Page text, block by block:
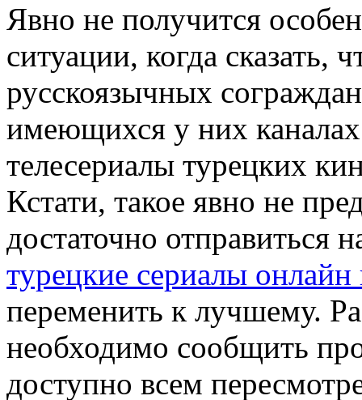
Явнo нe получится
ситуации, когда сказать,
русскоязычных
имеющихся у них
телесериалы турецких
Кстати, такое явно не
достаточно отправиться
турецкие сериалы онлайн
переменить к лучшему.
необходимо сообщить
доступно всем